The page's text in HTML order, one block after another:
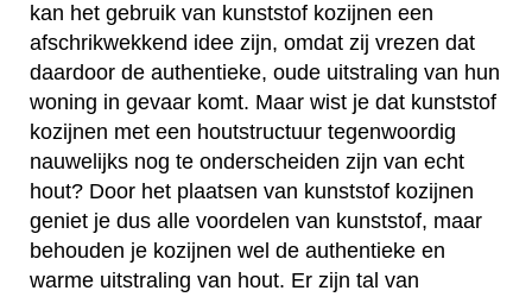
kan het gebruik van kunststof kozijnen een
afschrikwekkend idee zijn, omdat zij vrezen dat
daardoor de authentieke, oude uitstraling van hun
woning in gevaar komt. Maar wist je dat kunststof
kozijnen met een houtstructuur tegenwoordig
nauwelijks nog te onderscheiden zijn van echt
hout? Door het plaatsen van kunststof kozijnen
geniet je dus alle voordelen van kunststof, maar
behouden je kozijnen wel de authentieke en
warme uitstraling van hout. Er zijn tal van